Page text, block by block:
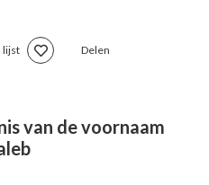
lijst Delen
van de voornaam